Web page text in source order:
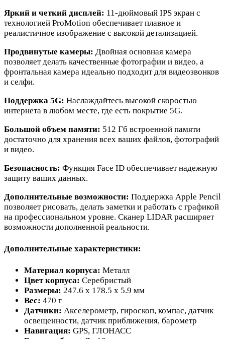
Яркий и четкий дисплей: 11-дюймовый IPS экран с
технологией ProMotion обеспечивает плавное и
реалистичное изображение с высокой детализацией.
Продвинутые камеры: Двойная основная камера
позволяет делать качественные фотографии и видео, а
фронтальная камера идеально подходит для видеозвонков
и селфи.
Поддержка 5G: Наслаждайтесь высокой скоростью
интернета в любом месте, где есть покрытие 5G.
Большой объем памяти: 512 Гб встроенной памяти
достаточно для хранения всех ваших файлов, фотографий
и видео.
Безопасность: Функция Face ID обеспечивает надежную
защиту ваших данных.
Дополнительные возможности: Поддержка Apple Pencil
позволяет рисовать, делать заметки и работать с графикой
на профессиональном уровне. Сканер LIDAR расширяет
возможности дополненной реальности.
Дополнительные характеристики:
Материал корпуса: Металл
Цвет корпуса: Серебристый
Размеры: 247.6 x 178.5 x 5.9 мм
Вес: 470 г
Датчики: Акселерометр, гироскоп, компас, датчик
освещенности, датчик приближения, барометр
Навигация: GPS, ГЛОНАСС